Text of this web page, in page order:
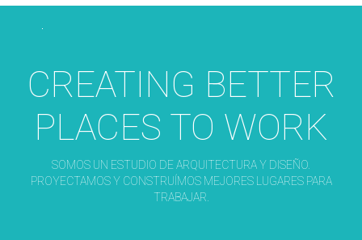
CREATING BETTER
PLACES TO WORK
SOMOS UN ESTUDIO DE ARQUITECTURA Y DISEÑO.
PROYECTAMOS Y CONSTRUÍMOS MEJORES LUGARES PARA
TRABAJAR.